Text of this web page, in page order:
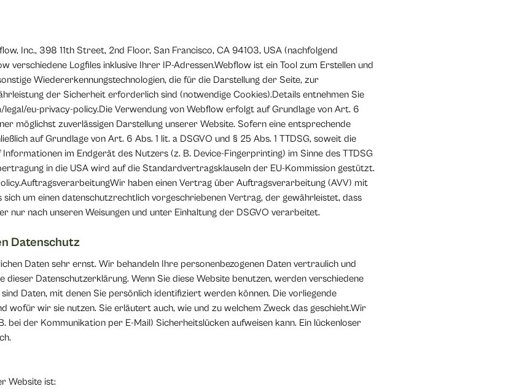
Inc., 398 11th Street, 2nd Floor, San Francisco, CA 94103, USA (nachfolgend
verschiedene Logfiles inklusive Ihrer IP-Adressen.Webflow ist ein Tool zum Erstellen und
Wiedererkennungstechnologien, die für die Darstellung der Seite, zur
der Sicherheit erforderlich sind (notwendige Cookies).Details entnehmen Sie
eu-privacy-policy.Die Verwendung von Webflow erfolgt auf Grundlage von Art. 6
möglichst zuverlässigen Darstellung unserer Website. Sofern eine entsprechende
auf Grundlage von Art. 6 Abs. 1 lit. a DSGVO und § 25 Abs. 1 TTDSG, soweit die
im Endgerät des Nutzers (z. B. Device-Fingerprinting) im Sinne des TTDSG
in die USA wird auf die Standardvertragsklauseln der EU-Kommission gestützt.
haben einen Vertrag über Auftragsverarbeitung (AVV) mit
um einen datenschutzrechtlich vorgeschriebenen Vertrag, der gewährleistet, dass
nur nach unseren Weisungen und unter Einhaltung der DSGVO verarbeitet.
Datenschutz
Daten sehr ernst. Wir behandeln Ihre personenbezogenen Daten vertraulich und
Datenschutzerklärung. Wenn Sie diese Website benutzen, werden verschiedene
Daten, mit denen Sie persönlich identifiziert werden können. Die vorliegende
wofür wir sie nutzen. Sie erläutert auch, wie und zu welchem Zweck das geschieht.Wir
bei der Kommunikation per E-Mail) Sicherheitslücken aufweisen kann. Ein lückenloser
Website ist: